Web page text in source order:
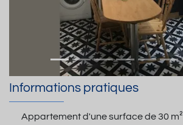
Informations pratiques
Appartement d'une surface de30 m²